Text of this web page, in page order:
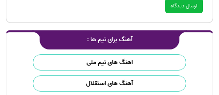
آهنگ برای تیم ها :
اهنگ های تیم ملی
آهنگ های استقلال